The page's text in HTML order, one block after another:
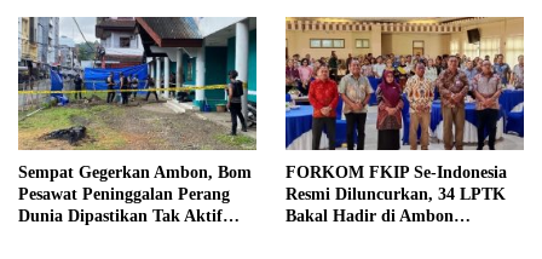
Akuntabel
Sempat Gegerkan Ambon, Bom
Pesawat Peninggalan Perang
Dunia Dipastikan Tak Aktif
FORKOM FKIP Se-Indonesia
Resmi Diluncurkan, 34 LPTK
Bakal Hadir di Ambon